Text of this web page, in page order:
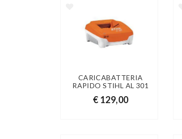
CARICABATTERIA
RAPIDO STIHL AL 301
€ 129,00